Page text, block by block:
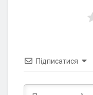
Підписатися